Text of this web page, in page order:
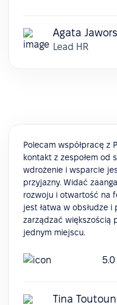
Agata
Lead HR
Polecam współpracę z
kontakt z zespołem od
wdrożenie i wsparcie
przyjazny. Widać
rozwoju i otwartość na
jest łatwa w obsłudze i
zarządzać większością
jednym miejscu.
5.0
Tina